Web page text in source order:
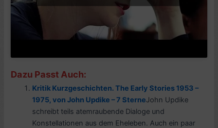
Dazu Passt Auch:
Kritik Kurzgeschichten. The Early Stories 1953 –
1975, von John Updike – 7 SterneJohn Updike
schreibt teils atemraubende Dialoge und
Konstellationen aus dem Eheleben. Auch ein paar